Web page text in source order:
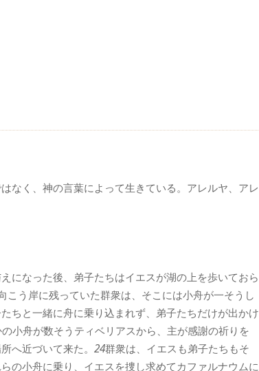
なく、神の言葉によって生きている。アレルヤ、アレ
になった後、弟子たちはイエスが湖の上を歩いておら
こう岸に残っていた群衆は、そこには小舟が一そうし
ちと一緒に舟に乗り込まれず、弟子たちだけが出かけ
小舟が数そうティベリアスから、主が感謝の祈りを
へ近づいて来た。 24群衆は、イエスも弟子たちもそ
の小舟に乗り、イエスを捜し求めてカファルナウムに